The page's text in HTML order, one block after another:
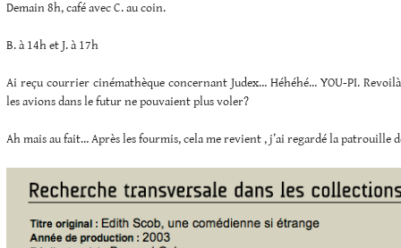
Demain 8h, café avec C. au coin.
B. à 14h et J. à 17h
Ai reçu courrier cinémathèque concernant Judex… Héhéhé… YOU-PI.
les avions dans le futur ne pouvaient plus voler?
Ah mais au fait… Après les fourmis, cela me revient , j’ai regardé la patrouille